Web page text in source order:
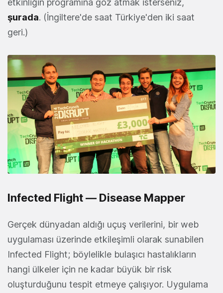
etkinliğin programına göz atmak isterseniz,
şurada. (İngiltere'de saat Türkiye'den iki saat
geri.)
Infected Flight — Disease Mapper
Gerçek dünyadan aldığı uçuş verilerini, bir web
uygulaması üzerinde etkileşimli olarak sunabilen
Infected Flight; böylelikle bulaşıcı hastalıkların
hangi ülkeler için ne kadar büyük bir risk
oluşturduğunu tespit etmeye çalışıyor. Uygulama